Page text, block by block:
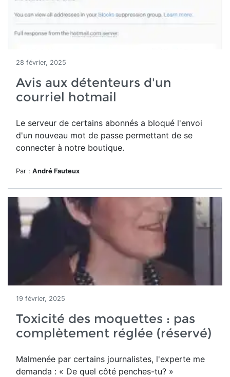
28 février, 2025
Avis aux détenteurs d'un
courriel hotmail
Le serveur de certains abonnés a bloqué l'envoi
d'un nouveau mot de passe permettant de se
connecter à notre boutique.
Par : André Fauteux
19 février, 2025
Toxicité des moquettes : pas
complètement réglée (réservé)
Malmenée par certains journalistes, l'experte me
demanda : « De quel côté penches-tu? »